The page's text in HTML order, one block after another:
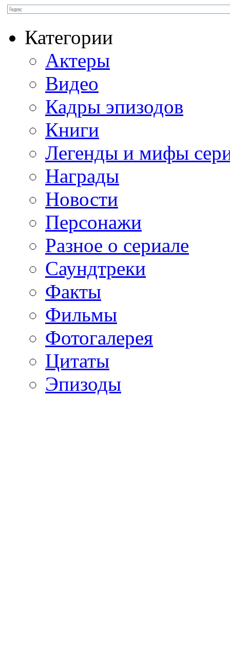
Категории
Актеры
Видео
Кадры эпизодов
Книги
Легенды и мифы
Награды
Новости
Персонажи
Разное о сериале
Саундтреки
Факты
Фильмы
Фотогалерея
Цитаты
Эпизоды